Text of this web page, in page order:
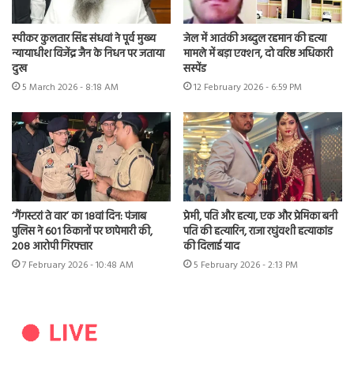
स्पीकर कुलतार सिंह संधवां ने पूर्व मुख्य
न्यायाधीश विजेंद्र जैन के निधन पर जताया
दुख
5 March 2026 - 8:18 AM
जेल में आतंकी अब्दुल रहमान की हत्या
मामले में बड़ा एक्शन, दो वरिष्ठ अधिकारी
सस्पेंड
12 February 2026 - 6:59 PM
‘गैंगस्टरां ते वार’ का 18वां दिन: पंजाब
पुलिस ने 601 ठिकानों पर छापेमारी की,
208 आरोपी गिरफ्तार
7 February 2026 - 10:48 AM
प्रेमी, पति और हत्या, एक और प्रेमिका बनी
पति की हत्यारिन, राजा रघुंवशी हत्याकांड
की दिलाई याद
5 February 2026 - 2:13 PM